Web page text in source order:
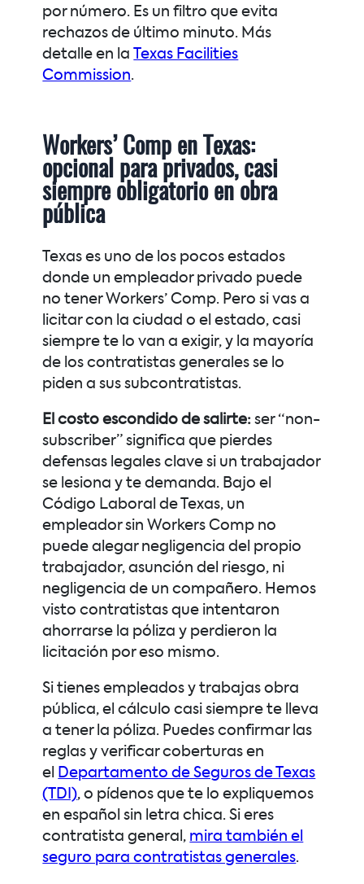
por número. Es un filtro que evita
rechazos de último minuto. Más
detalle en la
Texas Facilities
Commission.
Workers’ Comp en Texas:
opcional para privados, casi
siempre obligatorio en obra
pública
Texas es uno de los pocos estados
donde un empleador privado puede
no tener Workers’ Comp. Pero si vas a
licitar con la ciudad o el estado, casi
siempre te lo van a exigir, y la mayoría
de los contratistas generales se lo
piden a sus subcontratistas.
El costo escondido de salirte: ser “non-
subscriber” significa que pierdes
defensas legales clave si un trabajador
se lesiona y te demanda. Bajo el
Código Laboral de Texas, un
empleador sin Workers Comp no
puede alegar negligencia del propio
trabajador, asunción del riesgo, ni
negligencia de un compañero. Hemos
visto contratistas que intentaron
ahorrarse la póliza y perdieron la
licitación por eso mismo.
Si tienes empleados y trabajas obra
pública, el cálculo casi siempre te lleva
a tener la póliza. Puedes confirmar las
reglas y verificar coberturas en
el
Departamento de Seguros de Texas
(TDI), o pídenos que te lo expliquemos
en español sin letra chica. Si eres
contratista general, mira también el
seguro para contratistas generales.